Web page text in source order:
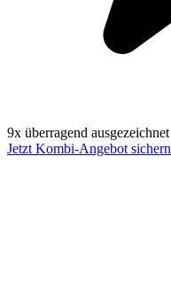
9x überragend ausgezeichnet
Jetzt Kombi-Angebot sichern